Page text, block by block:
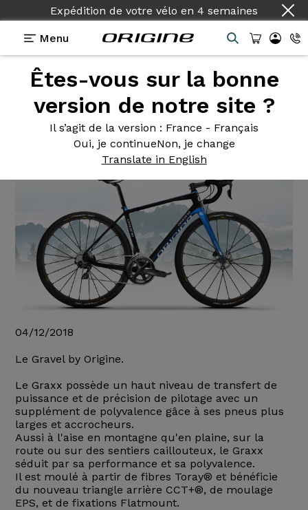
Expédition de votre vélo en 4 semaines
Menu
Êtes-vous sur la bonne
version de notre site ?
Il s’agit de la version : France - Français
Oui, je continueNon, je change
Translate in English
Actualités Origine>Découvrez Graxx
DécouvrezGraxx
04/12/2018
Le Gravel by Origine.
Le Graxx possède un haut niveau de transfert de
puissance et de précision de pilotage avec un
supplément de polyvalence gâce à ses pneus plus
larges et accrocheurs.
Aussi à l'aise en montagne qu'en plaine, sur la
route ou sur des sentiers caillouteux, le Graxx
séduit par sa performance et sa polyvalence.
Il est moulé à partir de fibres Toray® et bénéficie
du nouveau triangle arrière CCT+®, de moulage
EPS, et de fixations Flatmount.